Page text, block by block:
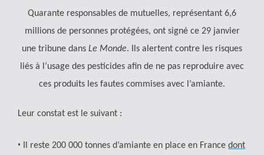
Quarante responsables de mutuelles, représentant 6,6
millions de personnes protégées, ont signé ce 29 janvier
une tribune dans Le Monde. Ils alertent contre les risques
liés à l’usage des pesticides afin de ne pas reproduire avec
ces produits les fautes commises avec l’amiante.
Leur constat est le suivant :
• Il reste 200 000 tonnes d’amiante en place en France dont